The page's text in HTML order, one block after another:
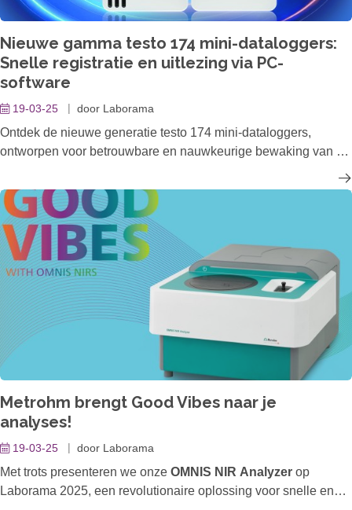
Nieuwe gamma testo 174 mini-dataloggers:
Snelle registratie en uitlezing via PC-
software
19-03-25 door Laborama
Ontdek de nieuwe generatie testo 174 mini-dataloggers,
ontworpen voor betrouwbare en nauwkeurige bewaking van de
temperatuuren vochtgevoelige producten.
Metrohm brengt Good Vibes naar je
analyses!
19-03-25 door Laborama
Met trots presenteren we onze OMNIS NIR Analyzer op
Laborama 2025, een revolutionaire oplossing voor snelle en